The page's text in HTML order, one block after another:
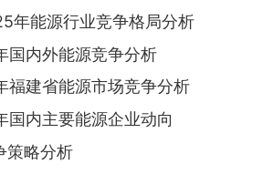
年能源行业竞争格局分析
内外能源竞争分析
建省能源市场竞争分析
内主要能源企业动向
策略分析